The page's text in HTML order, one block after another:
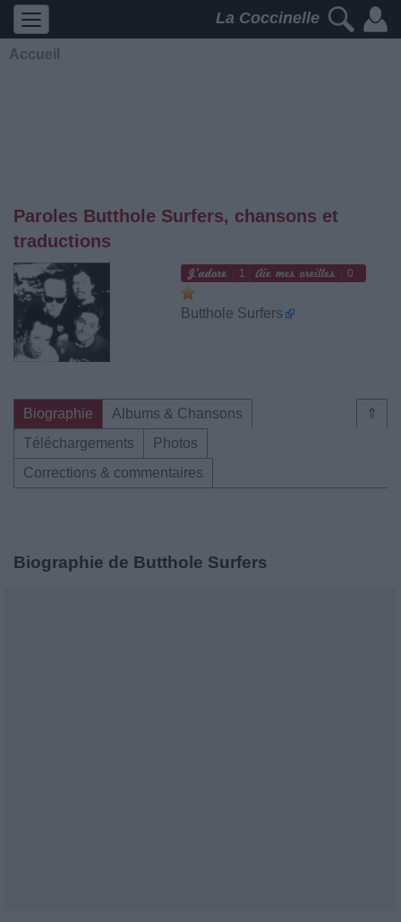
La Coccinelle
Accueil
Paroles Butthole Surfers, chansons et
traductions
1 0
Butthole Surfers
⇑
Biographie
Albums & Chansons
Téléchargements
Photos
Corrections & commentaires
Biographie de Butthole Surfers